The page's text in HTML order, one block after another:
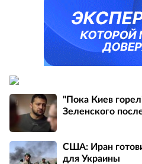
"Пока Киев
Зеленского
США: Иран
для Украины